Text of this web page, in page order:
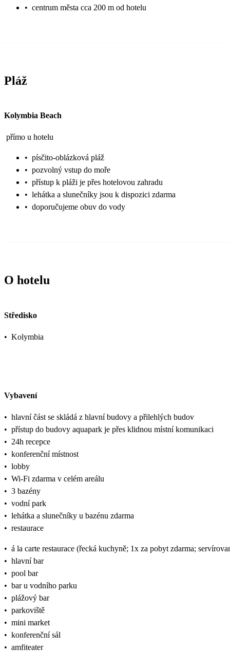
• centrum města cca 200 m od hotelu
Pláž
Kolymbia Beach
přímo u hotelu
• písčito-oblázková pláž
• pozvolný vstup do moře
• přístup k pláži je přes hotelovou zahradu
• lehátka a slunečníky jsou k dispozici zdarma
• doporučujeme obuv do vody
O hotelu
Středisko
• Kolymbia
Vybavení
• hlavní část se skládá z hlavní budovy a přilehlých budov
• přístup do budovy aquapark je přes klidnou místní komunikaci
• 24h recepce
• konferenční místnost
• lobby
• Wi-Fi zdarma v celém areálu
• 3 bazény
• vodní park
• lehátka a slunečníky u bazénu zdarma
• restaurace
• á la carte restaurace (řecká kuchyně; 1x za pobyt zdarma;
• hlavní bar
• pool bar
• bar u vodního parku
• plážový bar
• parkoviště
• mini market
• konferenční sál
• amfiteater